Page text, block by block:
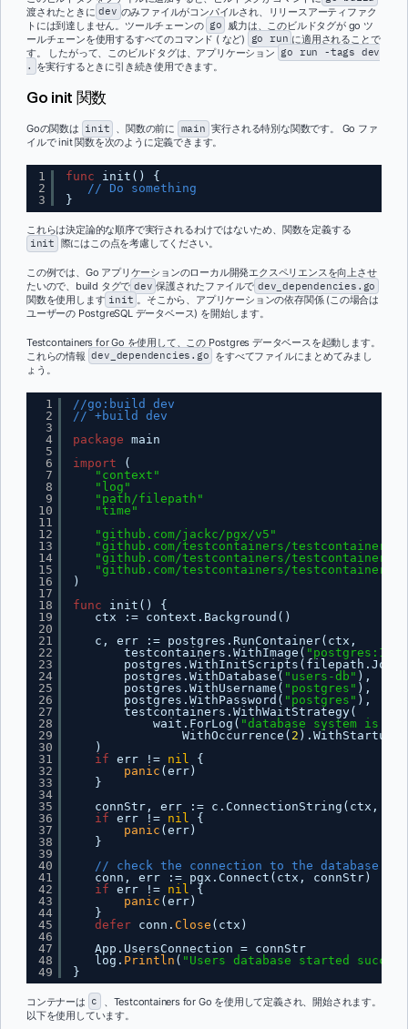
渡されたときに dev のみファイルがコンパイルされ、リリースアーティファク
トには到達しません。ツールチェーンの go 威力は、このビルドタグが go ツ
ールチェーンを使用するすべてのコマンド ( など)
go run に適用されることで
す。 したがって、このビルドタグは、アプリケーション go run -tags dev
. を実行するときに引き続き使用できます。
Go init 関数
Goの関数は init 、関数の前に main 実行される特別な関数です。 Go ファ
イルで init 関数を次のように定義できます。
1
2
3
func
init() {
// Do something
}
これらは決定論的な順序で実行されるわけではないため、関数を定義する
init 際にはこの点を考慮してください。
この例では、Go アプリケーションのローカル開発エクスペリエンスを向上させ
たいので、build タグで dev 保護されたファイルで dev_dependencies.go
関数を使用します init 。そこから、アプリケーションの依存関係 (この場合は
ユーザーの PostgreSQL データベース) を開始します。
Testcontainers for Go を使用して、この Postgres データベースを起動します。
これらの情報 dev_dependencies.go をすべてファイルにまとめてみまし
ょう。
1
2
3
4
5
6
7
8
9
10
11
12
13
14
15
16
17
18
19
20
21
22
23
24
25
26
27
28
29
30
31
32
33
34
35
36
37
38
39
40
41
42
43
44
45
46
47
48
49
//go:build dev
// +build dev
package main
import
(
"context"
"log"
"path/filepath"
"time"
"github.com/jackc/pgx/v5"
"github.com/testcontainers/testcontainers-
"github.com/testcontainers/testcontainers-
"github.com/testcontainers/testcontainers-
)
func
init() {
ctx := context.Background()
c, err := postgres.RunContainer(ctx,
testcontainers.WithImage(
postgres.WithInitScripts(filepath.Join(
postgres.WithDatabase( "users-db" ),
postgres.WithUsername( "postgres" ),
postgres.WithPassword( "postgres" ),
testcontainers.WithWaitStrategy(
wait.ForLog( "database system is
WithOccurrence( 2
)
if err != nil
{
panic (err)
}
connStr, err := c.ConnectionString(ctx,
if err != nil
{
panic (err)
}
// check the connection to the database
conn, err := pgx.Connect(ctx, connStr)
if err != nil
{
panic (err)
}
defer
conn. Close (ctx)
App.UsersConnection = connStr
log. Println ( "Users database started
}
コンテナーは c
、Testcontainers for Go を使用して定義され、開始されます。
以下を使用しています。